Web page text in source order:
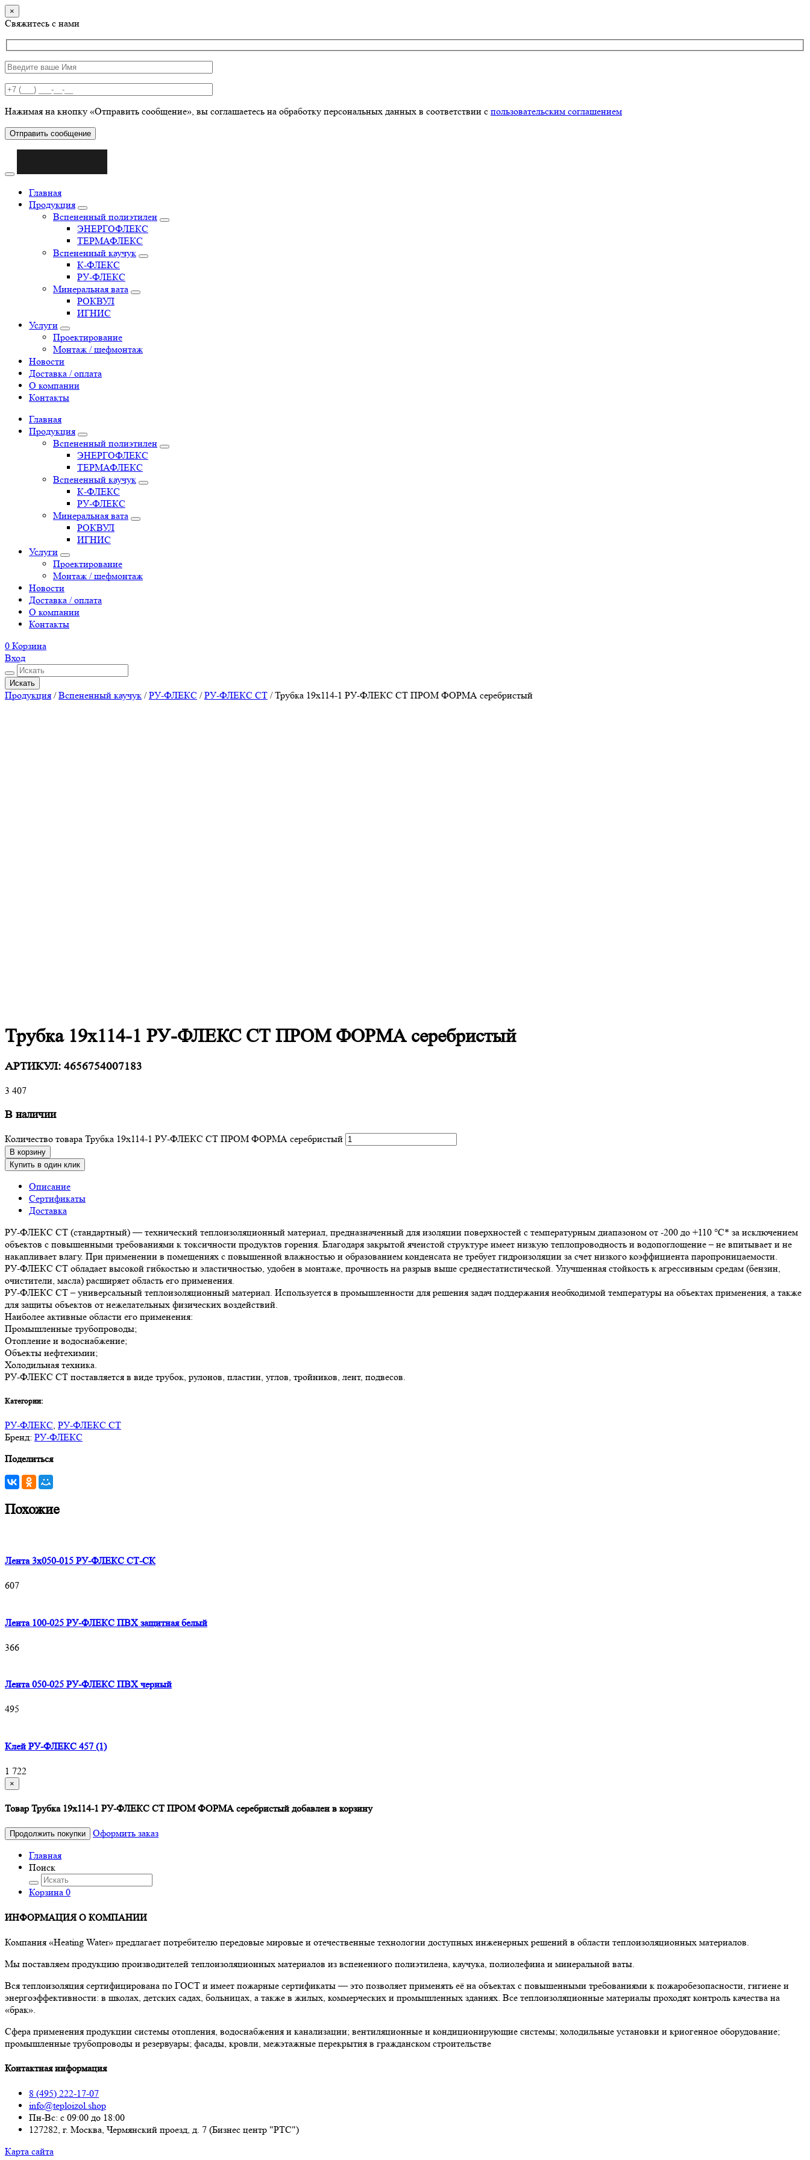
×
Свяжитесь с нами
Нажимая на кнопку «Отправить сообщение», вы соглашаетесь на обработку персональных данных в соответствии с пользовательским соглашением
Отправить сообщение
Главная
Продукция
Вспененный полиэтилен
ЭНЕРГОФЛЕКС
ТЕРМАФЛЕКС
Вспененный каучук
К-ФЛЕКС
РУ-ФЛЕКС
Минеральная вата
РОКВУЛ
ИГНИС
Услуги
Проектирование
Монтаж / шефмонтаж
Новости
Доставка / оплата
О компании
Контакты
Главная
Продукция
Вспененный полиэтилен
ЭНЕРГОФЛЕКС
ТЕРМАФЛЕКС
Вспененный каучук
К-ФЛЕКС
РУ-ФЛЕКС
Минеральная вата
РОКВУЛ
ИГНИС
Услуги
Проектирование
Монтаж / шефмонтаж
Новости
Доставка / оплата
О компании
Контакты
0 Корзина
Вход
Искать
Продукция /Вспененный каучук /РУ-ФЛЕКС /РУ-ФЛЕКС СТ /Трубка 19х114-1 РУ-ФЛЕКС СТ ПРОМ ФОРМА серебристый
Трубка 19х114-1 РУ-ФЛЕКС СТ ПРОМ ФОРМА серебристый
АРТИКУЛ: 4656754007183
3 407
В наличии
Количество товара Трубка 19х114-1 РУ-ФЛЕКС СТ ПРОМ ФОРМА серебристый
В корзину
Купить в один клик
Описание
Сертификаты
Доставка
РУ-ФЛЕКС СТ (стандартный) — технический теплоизоляционный материал, предназначенный для изоляции поверхностей с температурным диапазоном от -200 до +110 °С* за исключением
объектов с повышенными требованиями к токсичности продуктов горения. Благодаря закрытой ячеистой структуре имеет низкую теплопроводность и водопоглощение – не впитывает и не
накапливает влагу. При применении в помещениях с повышенной влажностью и образованием конденсата не требует гидроизоляции за счет низкого коэффициента паропроницаемости.
РУ-ФЛЕКС СТ обладает высокой гибкостью и эластичностью, удобен в монтаже, прочность на разрыв выше среднестатистической. Улучшенная стойкость к агрессивным средам (бензин,
очистители, масла) расширяет область его применения.
РУ-ФЛЕКС СТ – универсальный теплоизоляционный материал. Используется в промышленности для решения задач поддержания необходимой температуры на объектах применения, а также
для защиты объектов от нежелательных физических воздействий.
Наиболее активные области его применения:
Промышленные трубопроводы;
Отопление и водоснабжение;
Объекты нефтехимии;
Холодильная техника.
РУ-ФЛЕКС СТ поставляется в виде трубок, рулонов, пластин, углов, тройников, лент, подвесов.
Категории:
РУ-ФЛЕКС, РУ-ФЛЕКС СТ
Бренд: РУ-ФЛЕКС
Поделиться
Похожие
Лента 3х050-015 РУ-ФЛЕКС СТ-СК
607
Лента 100-025 РУ-ФЛЕКС ПВХ защитная белый
366
Лента 050-025 РУ-ФЛЕКС ПВХ черный
495
Клей РУ-ФЛЕКС 457 (1)
1 722
×
Товар Трубка 19х114-1 РУ-ФЛЕКС СТ ПРОМ ФОРМА серебристый добавлен в корзину
Продолжить покупки
Оформить заказ
Главная
Поиск
Корзина 0
ИНФОРМАЦИЯ О КОМПАНИИ
Компания «Heating Water» предлагает потребителю передовые мировые и отечественные технологии доступных инженерных решений в области теплоизоляционных материалов.
Мы поставляем продукцию производителей теплоизоляционных материалов из вспененного полиэтилена, каучука, полиолефина и минеральной ваты.
Вся теплоизоляция сертифицирована по ГОСТ и имеет пожарные сертификаты — это позволяет применять её на объектах с повышенными требованиями к пожаробезопасности, гигиене и
энергоэффективности: в школах, детских садах, больницах, а также в жилых, коммерческих и промышленных зданиях. Все теплоизоляционные материалы проходят контроль качества на
«брак».
Сфера применения продукции системы отопления, водоснабжения и канализации; вентиляционные и кондиционирующие системы; холодильные установки и криогенное оборудование;
промышленные трубопроводы и резервуары; фасады, кровли, межэтажные перекрытия в гражданском строительстве
Контактная информация
8 (495) 222-17-07
info@teploizol.shop
Пн-Вс: с 09:00 до 18:00
127282, г. Москва, Чермянский проезд, д. 7 (Бизнес центр "РТС")
Карта сайта